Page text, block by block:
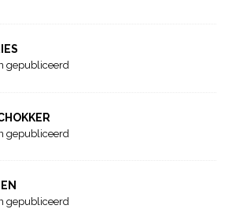
gepubliceerd
gepubliceerd
gepubliceerd